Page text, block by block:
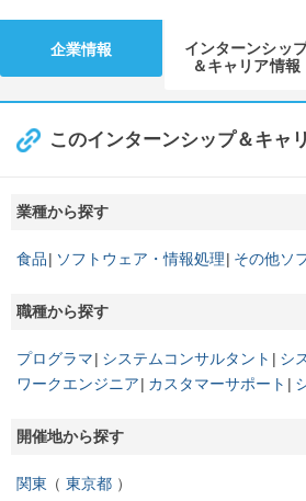
企業情報
インターンシッ
＆キャリア情報
このインターンシップ＆キャ
業種から探す
食品 ソフトウェア・情報処理 その他ソ
職種から探す
プログラマ システムコンサルタント シ
ワークエンジニア
カスタマーサポート
開催地から探す
関東 東京都